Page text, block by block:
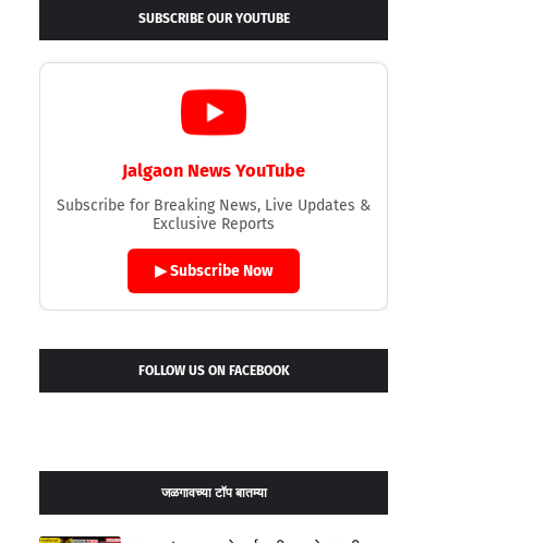
SUBSCRIBE OUR YOUTUBE
Jalgaon News YouTube
Subscribe for Breaking News, Live Updates &
Exclusive Reports
▶ Subscribe Now
FOLLOW US ON FACEBOOK
जळगावच्या टॉप बातम्या